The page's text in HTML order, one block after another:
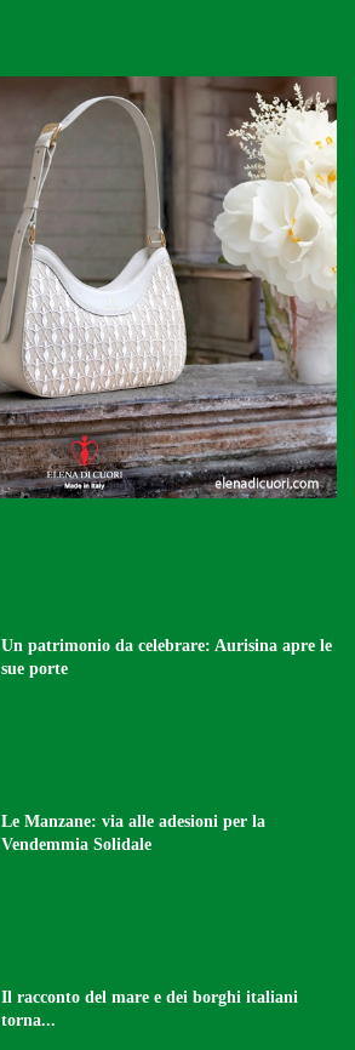
Un patrimonio da celebrare: Aurisina apre le
sue porte
Le Manzane: via alle adesioni per la
Vendemmia Solidale
Il racconto del mare e dei borghi italiani
torna...